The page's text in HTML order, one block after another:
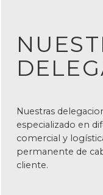
Nuestras
especializado en
comercial y
permanente de
cliente.